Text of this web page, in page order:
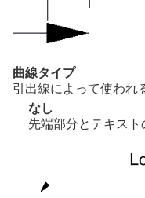
曲線タイプ
引出線によって使われ
なし
先端部分とテキスト